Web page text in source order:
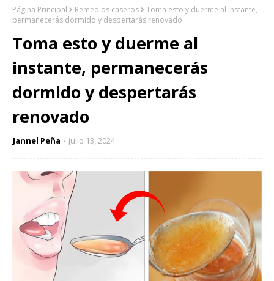
Página Principal Remedios caseros
Toma esto y duerme al instante,
permanecerás dormido y despertarás renovado
Toma esto y duerme al
instante, permanecerás
dormido y despertarás
renovado
Jannel Peña julio 13, 2024